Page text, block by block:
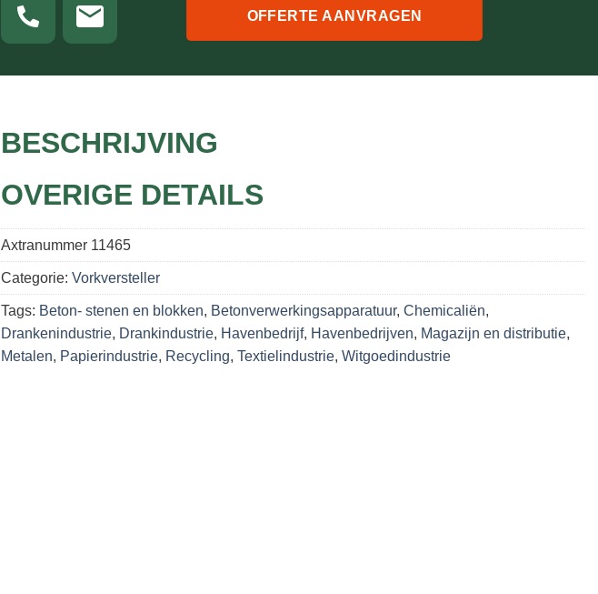
OFFERTE AANVRAGEN
BESCHRIJVING
OVERIGE DETAILS
Axtranummer 11465
Categorie: Vorkversteller
Tags: Beton- stenen en blokken, Betonverwerkingsapparatuur, Chemicaliën,
Drankenindustrie, Drankindustrie, Havenbedrijf, Havenbedrijven, Magazijn en distributie,
Metalen, Papierindustrie, Recycling, Textielindustrie, Witgoedindustrie